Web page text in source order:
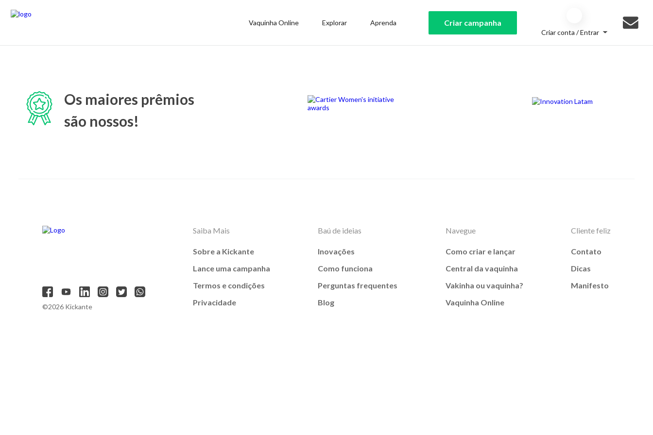
Vaquinha Online Explorar Aprenda Criar campanha
Criar conta / Entrar
Os maiores prêmios
são nossos!
©2026 Kickante
Saiba Mais
Sobre a Kickante
Lance uma campanha
Termos e condições
Privacidade
Baú de ideias
Inovações
Como funciona
Perguntas frequentes
Blog
Navegue
Como criar e lançar
Central da vaquinha
Vakinha ou vaquinha?
Vaquinha Online
Cliente feliz
Contato
Dicas
Manifesto